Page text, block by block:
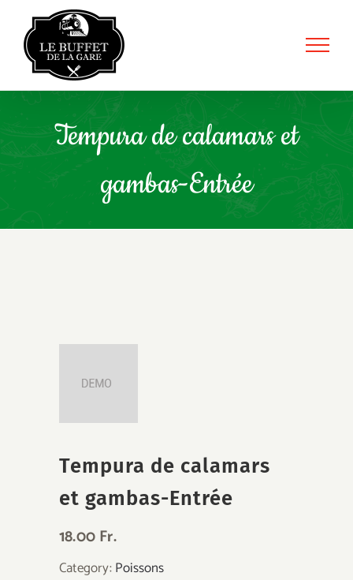
content
Tempura de calamars et
gambas-Entrée
Tempura de calamars
et gambas-Entrée
18.00 Fr.
Category:Poissons